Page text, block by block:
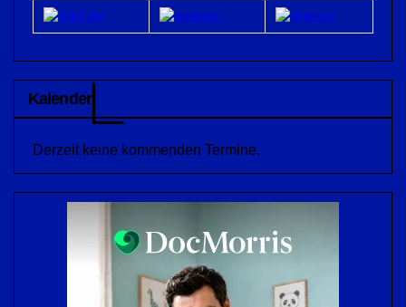
Kalender
Derzeit keine kommenden Termine.